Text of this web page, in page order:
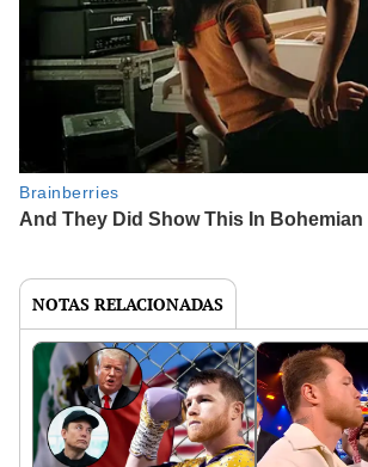
NOTAS RELACIONADAS